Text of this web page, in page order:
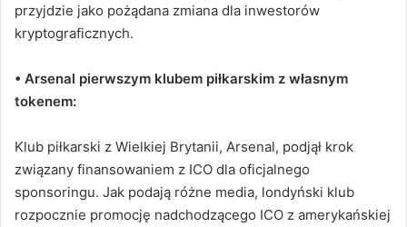
przyjdzie jako pożądana zmiana dla inwestorów
kryptograficznych.
• Arsenal pierwszym klubem piłkarskim z własnym
tokenem:
Klub piłkarski z Wielkiej Brytanii, Arsenal, podjął krok
związany finansowaniem z ICO dla oficjalnego
sponsoringu. Jak podają różne media, londyński klub
rozpocznie promocję nadchodzącego ICO z amerykańskiej